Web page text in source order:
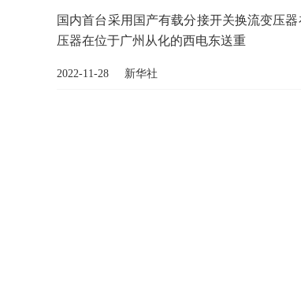
国内首台采用国产有载分接开关换流变压
压器在位于广州从化的西电东送重
2022-11-28 新华社